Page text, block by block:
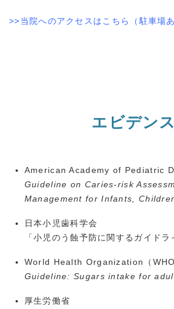
>>当院へのアクセスはこちら（駐車場あ
エビデンス
American Academy of Pediatric
Guideline on Caries-risk
Management for Infants,
日本小児歯科学会
「小児のう蝕予防に関するガイドラ
World Health Organization（ WHO
Guideline: Sugars intake for
厚生労働省